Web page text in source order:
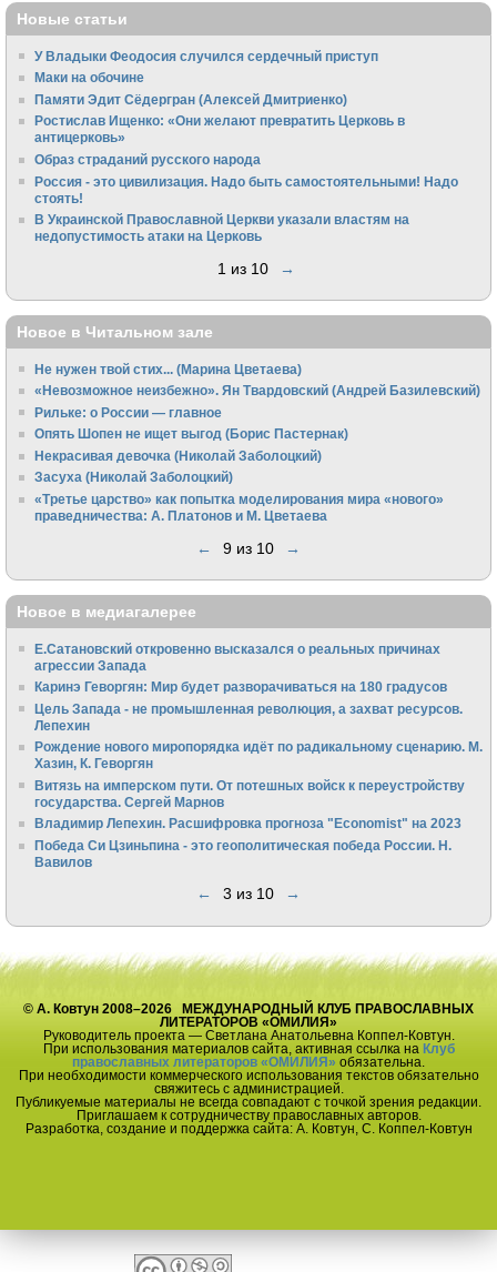
Новые статьи
У Владыки Феодосия случился сердечный приступ
Маки на обочине
Памяти Эдит Сёдергран (Алексей Дмитриенко)
Ростислав Ищенко: «Они желают превратить Церковь в
антицерковь»
Образ страданий русского народа
Россия - это цивилизация. Надо быть самостоятельными! Надо
стоять!
В Украинской Православной Церкви указали властям на
недопустимость атаки на Церковь
1 из 10 →
Новое в Читальном зале
Не нужен твой стих... (Марина Цветаева)
«Невозможное неизбежно». Ян Твардовский (Андрей Базилевский)
Рильке: о России — главное
Опять Шопен не ищет выгод (Борис Пастернак)
Некрасивая девочка (Николай Заболоцкий)
Засуха (Николай Заболоцкий)
«Третье царство» как попытка моделирования мира «нового»
праведничества: А. Платонов и М. Цветаева
← 9 из 10 →
Новое в медиагалерее
Е.Сатановский откровенно высказался о реальных причинах
агрессии Запада
Каринэ Геворгян: Мир будет разворачиваться на 180 градусов
Цель Запада - не промышленная революция, а захват ресурсов.
Лепехин
Рождение нового миропорядка идёт по радикальному сценарию. М.
Хазин, К. Геворгян
Витязь на имперском пути. От потешных войск к переустройству
государства. Сергей Марнов
Владимир Лепехин. Расшифровка прогноза "Economist" на 2023
Победа Си Цзиньпина - это геополитическая победа России. Н.
Вавилов
← 3 из 10 →
© А. Ковтун 2008–2026 МЕЖДУНАРОДНЫЙ КЛУБ ПРАВОСЛАВНЫХ
ЛИТЕРАТОРОВ «ОМИЛИЯ»
Руководитель проекта — Светлана Анатольевна Коппел-Ковтун.
При использования материалов сайта, активная ссылка на Клуб
православных литераторов «ОМИЛИЯ» обязательна.
При необходимости коммерческого использования текстов обязательно
свяжитесь с администрацией.
Публикуемые материалы не всегда совпадают с точкой зрения редакции.
Приглашаем к сотрудничеству православных авторов.
Разработка, создание и поддержка сайта: А. Ковтун, С. Коппел-Ковтун